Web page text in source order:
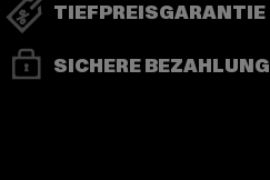
TIEFPREISGARANTIE
SICHERE BEZAHLUNG